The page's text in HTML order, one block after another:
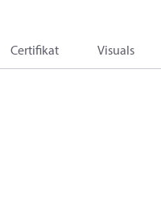
Certifikat Visuals